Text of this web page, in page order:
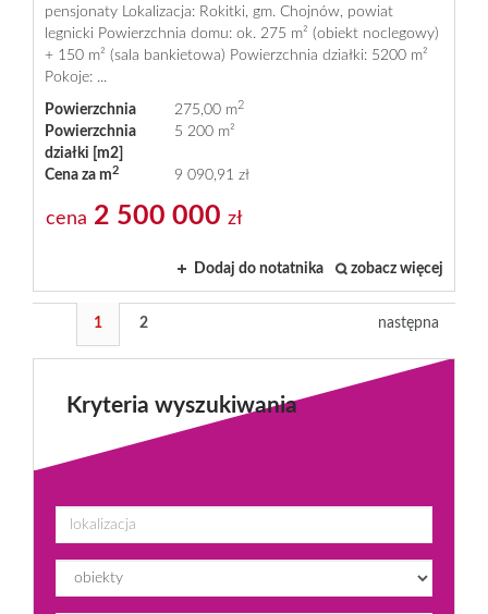
pensjonaty Lokalizacja: Rokitki, gm. Chojnów, powiat
legnicki Powierzchnia domu: ok. 275 m² (obiekt noclegowy)
+ 150 m² (sala bankietowa) Powierzchnia działki: 5200 m²
Pokoje: ...
Powierzchnia 275,00 m2
Powierzchnia
działki [m2]
5 200 m²
Cena za m2 9 090,91 zł
cena 2 500 000 zł
Dodaj do notatnika zobacz więcej
1 2 następna
Kryteria wyszukiwania